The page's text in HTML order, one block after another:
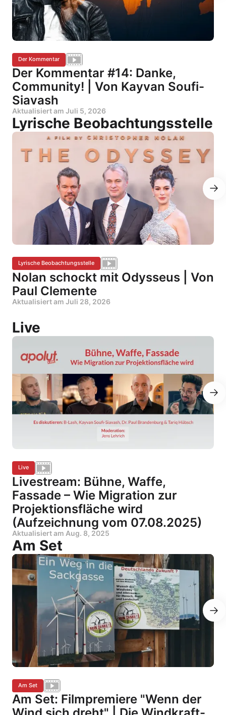
Der Kommentar
Der Kommentar #14: Danke,
Community! | Von Kayvan Soufi-
Siavash
Aktualisiert am Juli 5, 2026
Lyrische Beobachtungsstelle
Lyrische Beobachtungsstelle
Nolan schockt mit Odysseus | Von
Paul Clemente
Aktualisiert am Juli 28, 2026
Live
Live
Livestream: Bühne, Waffe,
Fassade – Wie Migration zur
Projektionsfläche wird
(Aufzeichnung vom 07.08.2025)
Aktualisiert am Aug. 8, 2025
Am Set
Am Set
Am Set: Filmpremiere "Wenn der